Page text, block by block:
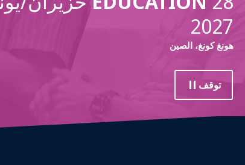
2027
هونغ كونغ، الصين
توقف